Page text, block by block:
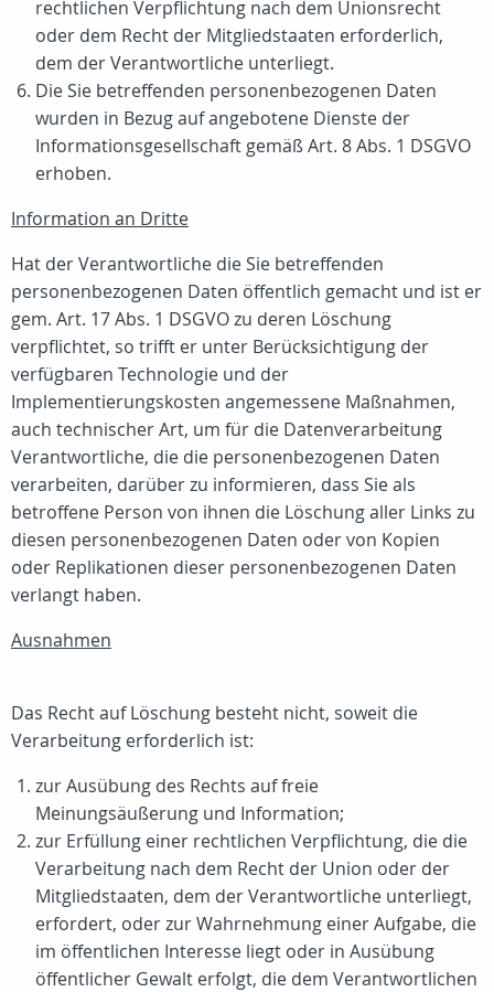
rechtlichen Verpflichtung nach dem Unionsrecht
oder dem Recht der Mitgliedstaaten erforderlich,
dem der Verantwortliche unterliegt.
Die Sie betreffenden personenbezogenen Daten
wurden in Bezug auf angebotene Dienste der
Informationsgesellschaft gemäß Art. 8 Abs. 1 DSGVO
erhoben.
Information an Dritte
Hat der Verantwortliche die Sie betreffenden
personenbezogenen Daten öffentlich gemacht und ist er
gem. Art. 17 Abs. 1 DSGVO zu deren Löschung
verpflichtet, so trifft er unter Berücksichtigung der
verfügbaren Technologie und der
Implementierungskosten angemessene Maßnahmen,
auch technischer Art, um für die Datenverarbeitung
Verantwortliche, die die personenbezogenen Daten
verarbeiten, darüber zu informieren, dass Sie als
betroffene Person von ihnen die Löschung aller Links zu
diesen personenbezogenen Daten oder von Kopien
oder Replikationen dieser personenbezogenen Daten
verlangt haben.
Ausnahmen
Das Recht auf Löschung besteht nicht, soweit die
Verarbeitung erforderlich ist:
zur Ausübung des Rechts auf freie
Meinungsäußerung und Information;
zur Erfüllung einer rechtlichen Verpflichtung, die die
Verarbeitung nach dem Recht der Union oder der
Mitgliedstaaten, dem der Verantwortliche unterliegt,
erfordert, oder zur Wahrnehmung einer Aufgabe, die
im öffentlichen Interesse liegt oder in Ausübung
öffentlicher Gewalt erfolgt, die dem Verantwortlichen